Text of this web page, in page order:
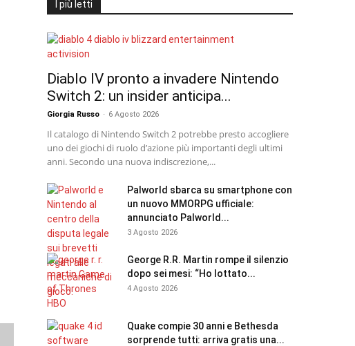
I più letti
Diablo IV pronto a invadere Nintendo
Switch 2: un insider anticipa...
Giorgia Russo - 6 Agosto 2026
Il catalogo di Nintendo Switch 2 potrebbe presto accogliere
uno dei giochi di ruolo d’azione più importanti degli ultimi
anni. Secondo una nuova indiscrezione,...
Palworld sbarca su smartphone con
un nuovo MMORPG ufficiale:
annunciato Palworld...
3 Agosto 2026
George R.R. Martin rompe il silenzio
dopo sei mesi: “Ho lottato...
4 Agosto 2026
Quake compie 30 anni e Bethesda
sorprende tutti: arriva gratis una...